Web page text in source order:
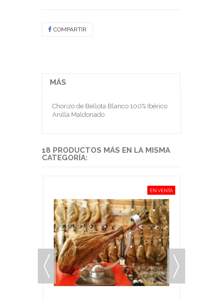
COMPARTIR
MÁS
Chorizo de Bellota Blanco 100% Ibérico
Anilla Maldonado
18 PRODUCTOS MÁS EN LA MISMA
CATEGORÍA:
EN VENTA